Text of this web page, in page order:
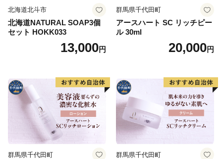
葛城市ふるさと納税担当(委託先:株式会社
じゃばらいず北山) 宛
北海道北斗市
北海道NATURAL SOAP3個
セット HOKK033
13,000円
群馬県千代田町
アースハート SC リッチピー
ル 30ml
20,000円
群馬県千代田町 群馬県千代田町